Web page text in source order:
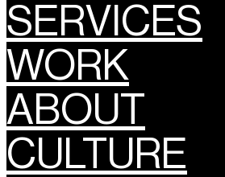
SERVICES
WORK
ABOUT
CULTURE